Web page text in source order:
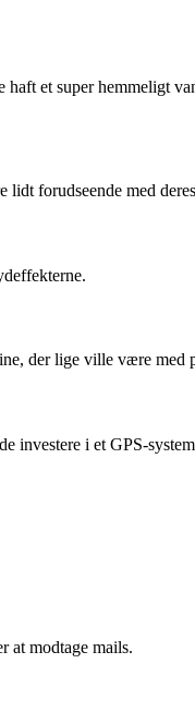
et super hemmeligt
forudseende med
der lige ville være
investere i et GPS-
at modtage mails.